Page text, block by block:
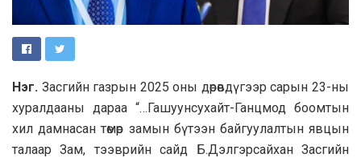
Нэг. Засгийн газрын 2025 оны дөрөвдүгээр сарын 23-ны
хуралдааны дараа “…Гашуунсухайт-Ганцмод боомтын
хил дамнасан төмөр замын бүтээн байгуулалтын явцын
талаар Зам, тээврийн сайд Б.Дэлгэрсайхан Засгийн